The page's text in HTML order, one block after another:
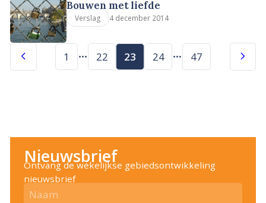
Bouwen met liefde
Verslag 4 december 2014
1 22 23 24 47
Nieuwsbrief
Ontvang de wekelijkse gebiedsontwikkeling
nieuwsbrief